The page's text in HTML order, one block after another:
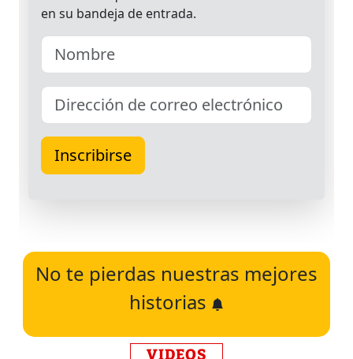
No te pierdas nuestras mejores
historias
VIDEOS